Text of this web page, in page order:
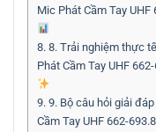
Mic Phát Cầm Tay
8. 8. Trải nghiệm thực
Phát Cầm Tay UHF
9. 9. Bộ câu hỏi giải
Cầm Tay UHF 662-